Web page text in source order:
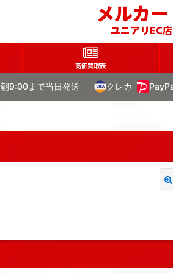
メルカ
ユニアリEC店
高価買取表
朝9:00まで当日発送 クレカ